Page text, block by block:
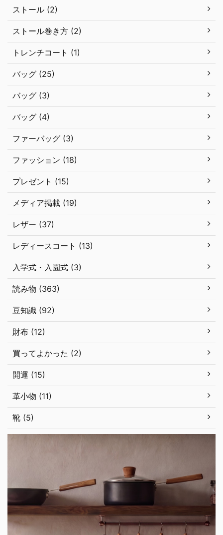
ストール (2)
ストール巻き方 (2)
トレンチコート (1)
バッグ (25)
バッグ (3)
バッグ (4)
ファーバッグ (3)
ファッション (18)
プレゼント (15)
メディア掲載 (19)
レザー (37)
レディースコート (13)
入学式・入園式 (3)
読み物 (363)
豆知識 (92)
財布 (12)
買ってよかった (2)
開運 (15)
革小物 (11)
靴 (5)